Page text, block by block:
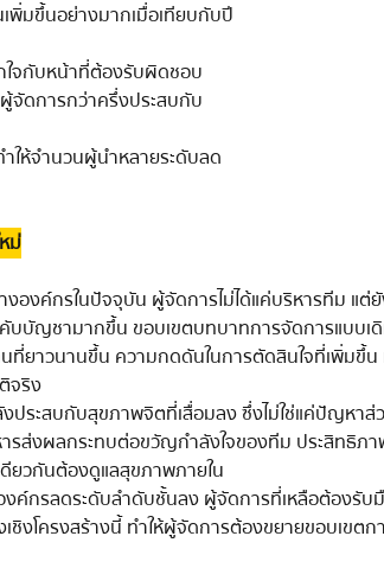
พิ่มขึ้นอย่างมากเมื่อเทียบกับปี
จกับหน้าที่ต้องรับผิดชอบ
จัดการกว่าครึ่งประสบกับ
ให้จำนวนผู้นำหลายระดับลด
ม่
งองค์กรในปัจจุบัน ผู้จัดการไม่ได้แค่บริหารทีม แ
บัญชามากขึ้น ขอบเขตบทบาทการจัดการแบบเดิ
ยาวนานขึ้น ความกดดันในการตัดสินใจที่เพิ่มขึ้น
จริง
ประสบกับสุขภาพจิตที่เสื่อมลง ซึ่งไม่ใช่แค่ปัญหาส่
ส่งผลกระทบต่อขวัญกำลังใจของทีม ประสิทธิภา
วกันต้องดูแลสุขภาพภายใน
งค์กรลดระดับลำดับชั้นลง ผู้จัดการที่เหลือต้องรั
งโครงสร้างนี้ ทำให้ผู้จัดการต้องขยายขอบเขตก